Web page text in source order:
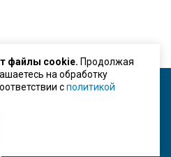
файлы cookie. Продолжая
на обработку
сполитикой